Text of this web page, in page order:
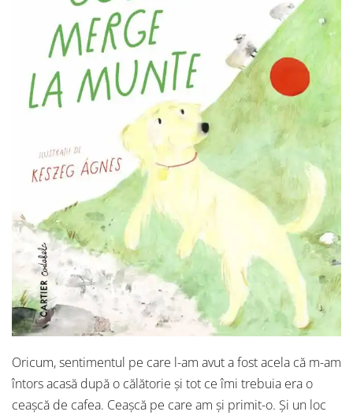
Oricum, sentimentul pe care l-am avut a fost acela că m-am
întors acasă după o călătorie și tot ce îmi trebuia era o
ceașcă de cafea. Ceașcă pe care am și primit-o. Și un loc